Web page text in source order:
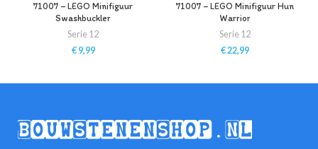
71007 – LEGO Minifiguur
Swashbuckler
Serie 12
€9,99
71007 – LEGO Minifiguur Hun
Warrior
Serie 12
€22,99